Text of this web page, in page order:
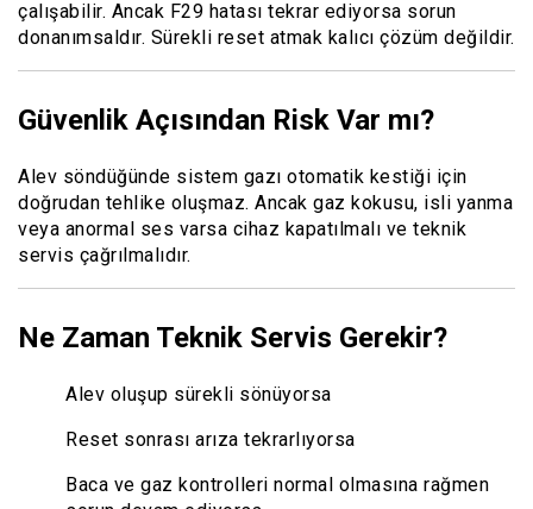
çalışabilir. Ancak F29 hatası tekrar ediyorsa sorun
donanımsaldır. Sürekli reset atmak kalıcı çözüm değildir.
Güvenlik Açısından Risk Var mı?
Alev söndüğünde sistem gazı otomatik kestiği için
doğrudan tehlike oluşmaz. Ancak gaz kokusu, isli yanma
veya anormal ses varsa cihaz kapatılmalı ve teknik
servis çağrılmalıdır.
Ne Zaman Teknik Servis Gerekir?
Alev oluşup sürekli sönüyorsa
Reset sonrası arıza tekrarlıyorsa
Baca ve gaz kontrolleri normal olmasına rağmen